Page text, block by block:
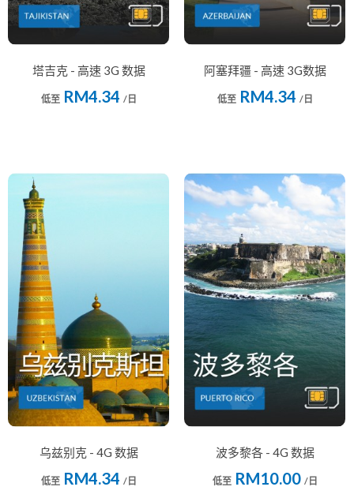
塔吉克 - 高速 3G 数据
低至RM4.34 /日
阿塞拜疆 - 高速 3G数据
低至RM4.34 /日
乌兹别克 - 4G 数据
低至RM4.34 /日
波多黎各 - 4G 数据
低至RM10.00 /日